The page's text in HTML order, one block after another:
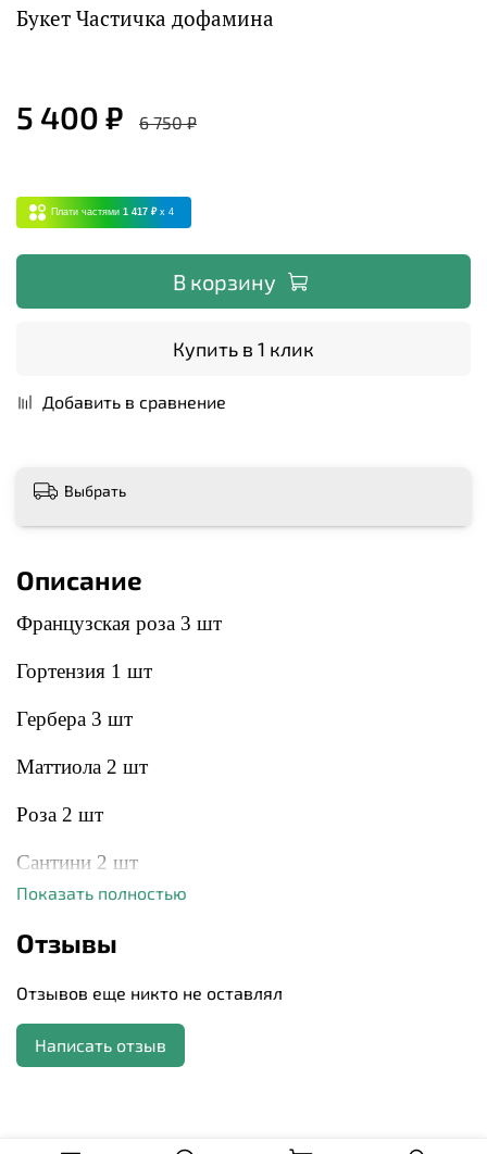
Букет Частичка дофамина
5 400 ₽ 6 750 ₽
Плати частями 1 417 ₽ x 4
В корзину
Купить в 1 клик
Добавить в сравнение
Выбрать
Описание
Французская роза 3 шт
Гортензия 1 шт
Гербера 3 шт
Маттиола 2 шт
Роза 2 шт
Сантини 2 шт
Писташ
Упаковка дизайнерская
К сожалению, мы не всегда можем гарантировать абсолютную
Показать полностью
Отзывы
Отзывов еще никто не оставлял
Написать отзыв